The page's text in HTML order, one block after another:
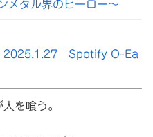
タル界のヒーロー～
Spotify O-Ea
を喰う。